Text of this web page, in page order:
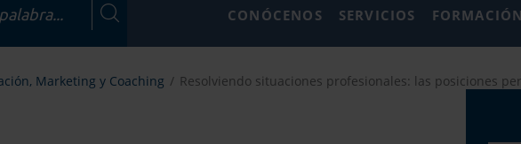
CONÓCENOS SERVICIOS FORMACIÓN
Marketing y Coaching Resolviendo situaciones profesionales: las posiciones